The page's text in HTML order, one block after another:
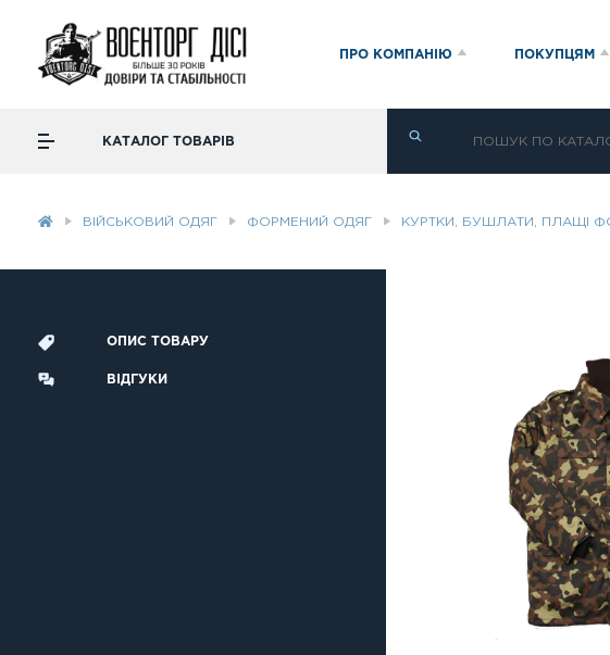
ПРО КОМПАНІЮ ПОКУПЦЯМ
КАТАЛОГ ТОВАРІВ
ВІЙСЬКОВИЙ ОДЯГ ФОРМЕНИЙ ОДЯГ КУРТКИ, БУШЛАТИ, ПЛАЩІ
ОПИС ТОВАРУ
ВІДГУКИ